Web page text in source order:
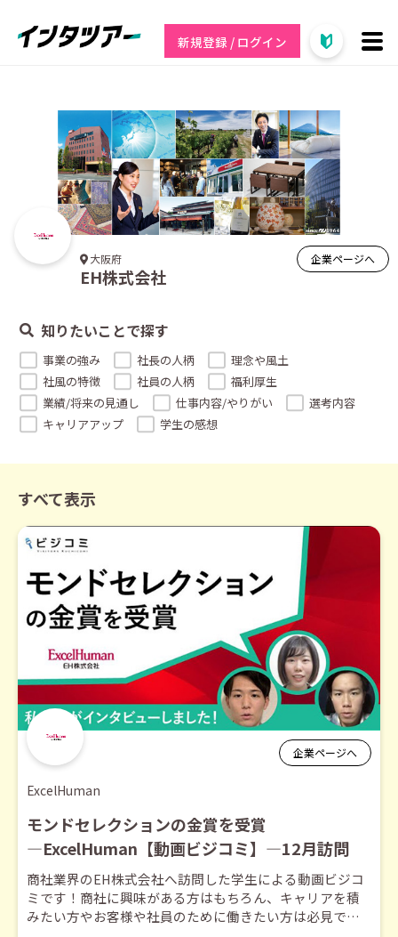
新規登録 / ログイン
大阪府
EH株式会社
企業ページへ
知りたいことで探す
事業の強み 社長の人柄
理念や風土
社風の特徴
社員の人柄
福利厚生
業績/将来の見通し
仕事内容/やりがい
選考内容
キャリアアップ
学生の感想
すべて表示
企業ページへ
ExcelHuman
モンドセレクションの金賞を受賞
―ExcelHuman【動画ビジコミ】―12月訪問
商社業界のEH株式会社へ訪問した学生による動画ビジコ
ミです！商社に興味がある方はもちろん、キャリアを積
みたい方やお客様や社員のために働きたい方は必見で